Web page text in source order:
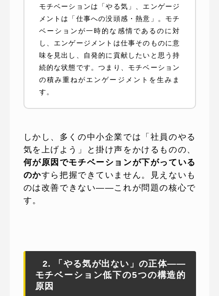
モチベーションは「やる気」、エンゲージ
メントは「仕事への没頭感・熱意」。モチ
ベーションが一時的な感情であるのに対
し、エンゲージメントは仕事そのものに意
味を見出し、自発的に貢献したいと思う持
続的な状態です。つまり、モチベーション
の積み重ねがエンゲージメントを生みま
す。
しかし、多くの中小企業では「社員のやる
気を上げよう」と掛け声をかけるものの、
何が原因でモチベーションが下がっている
のかすら把握できていません。見えないも
のは改善できない——これが問題の核心で
す。
2. 「やる気が出ない」の正体——
モチベーション低下の5つの構造的
原因